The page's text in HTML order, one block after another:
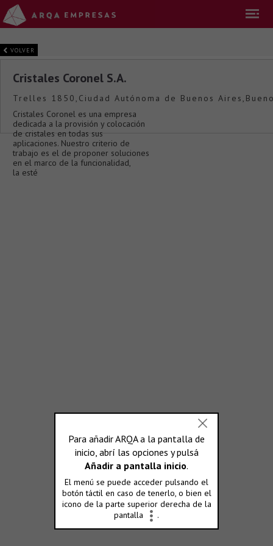
VOLVER
Cristales Coronel S.A.
Trelles 1850,Ciudad Autónoma de Buenos
Cristales Coronel es una empresa
dedicada a la provisión y colocación
de cristales en todas sus
aplicaciones. Nuestro criterio de
trabajo es el de proponer soluciones
en el marco de la funcionalidad,
la esté